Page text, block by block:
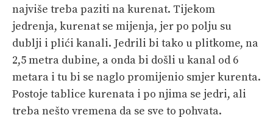
najviše treba paziti na kurenat. Tijekom
jedrenja, kurenat se mijenja, jer po polju su
dublji i plići kanali. Jedrili bi tako u plitkome, na
2,5 metra dubine, a onda bi došli u kanal od 6
metara i tu bi se naglo promijenio smjer kurenta.
Postoje tablice kurenata i po njima se jedri, ali
treba nešto vremena da se sve to pohvata.